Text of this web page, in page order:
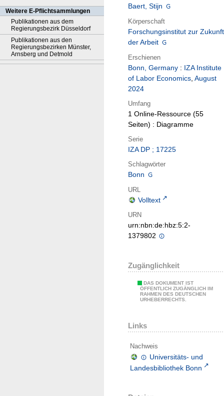
Weitere E-Pflichtsammlungen
Publikationen aus dem
Regierungsbezirk Düsseldorf
Publikationen aus den
Regierungsbezirken Münster,
Arnsberg und Detmold
Baert, Stijn
Körperschaft
Forschungsinstitut zur Zukunft
der Arbeit
Erschienen
Bonn, Germany : IZA Institute
of Labor Economics, August
2024
Umfang
1 Online-Ressource (55
Seiten) : Diagramme
Serie
IZA DP ; 17225
Schlagwörter
Bonn
URL
Volltext
URN
urn:nbn:de:hbz:5:2-
1379802
Zugänglichkeit
DAS DOKUMENT IST
ÖFFENTLICH ZUGÄNGLICH IM
RAHMEN DES DEUTSCHEN
URHEBERRECHTS.
Links
Nachweis
Universitäts- und
Landesbibliothek Bonn